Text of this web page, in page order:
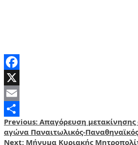
Facebook
X
Email
Share
Post
Previous: Απαγόρευση
αγώνα Παναιτωλικός-Παναθηναϊκός
Next: Μήνυμα Κυριακής